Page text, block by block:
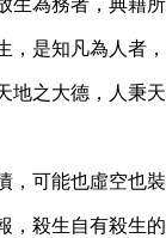
是知凡為人者，
之大德，人秉天
能也虛空也裝
生自有殺生的